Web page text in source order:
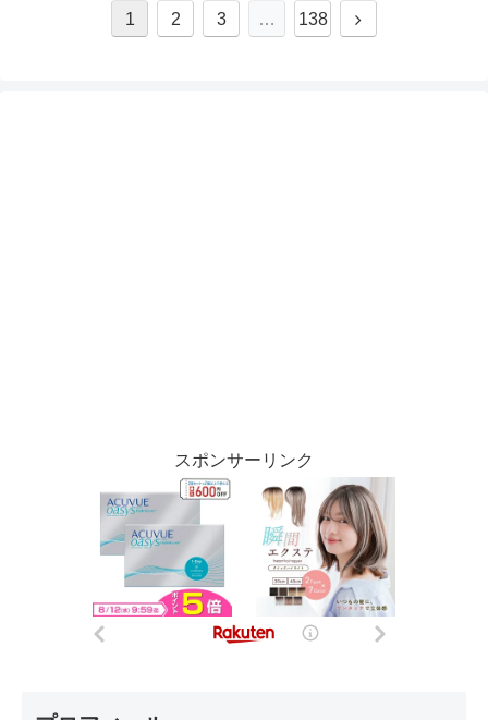
1 2 3 … 138
スポンサーリンク